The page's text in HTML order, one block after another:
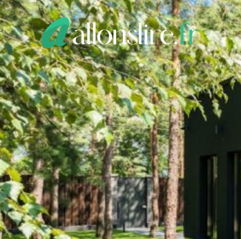
ALLONS
LIRE